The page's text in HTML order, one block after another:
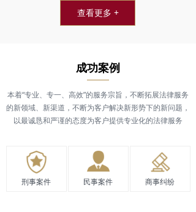
查看更多 +
本着“专业、专一、高效”的服务宗旨，不断拓展法律服务
的新领域、新渠道，不断为客户解决新形势下的新问题，
以最诚恳和严谨的态度为客户提供专业化的法律服务​
成功案例
——
刑事案件 民事案件 商事纠纷